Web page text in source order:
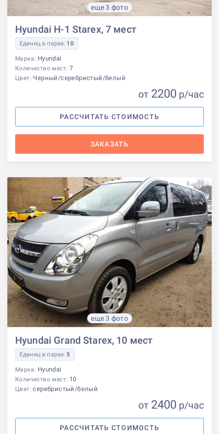
еще 3 фото
Hyundai H-1 Starex, 7 мест
Единиц в парке: 10
Марка: Hyundai
Количество мест: 7
Цвет: Черный/серебристый/белый
от 2200 р/час
РАССЧИТАТЬ СТОИМОСТЬ
ЗАКАЗАТЬ
еще 3 фото
Hyundai Grand Starex, 10 мест
Единиц в парке: 5
Марка: Hyundai
Количество мест: 10
Цвет:серебристый/белый
от 2400 р/час
РАССЧИТАТЬ СТОИМОСТЬ